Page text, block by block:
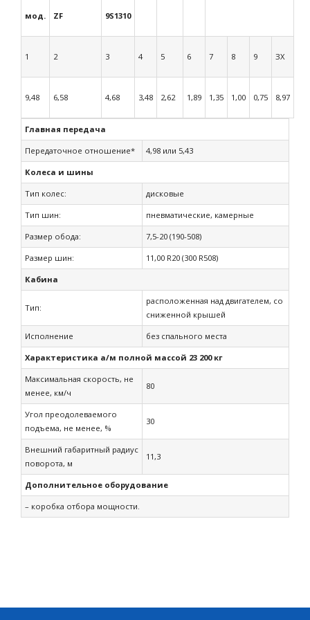
мод. ZF 9S1310
1 2 3 4 5 6 7 8 9 ЗХ
9,48 6,58 4,68 3,48 2,62 1,89 1,35 1,00 0,75 8,97
Главная передача
Передаточное отношение* 4,98 или 5,43
Колеса и шины
Тип колес: дисковые
Тип шин: пневматические, камерные
Размер обода: 7,5-20 (190-508)
Размер шин: 11,00 R20 (300 R508)
Кабина
Тип:
расположенная над двигателем, со
сниженной крышей
Исполнение без спального места
Характеристика а/м полной массой 23 200 кг
Максимальная скорость, не
менее, км/ч
80
Угол преодолеваемого
подъема, не менее, %
30
Внешний габаритный радиус
поворота, м
11,3
Дополнительное оборудование
– коробка отбора мощности.